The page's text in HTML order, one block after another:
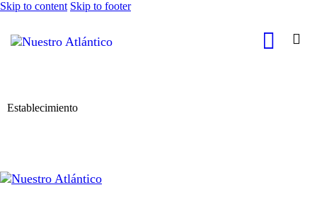
Skip to content Skip to footer
Establecimiento